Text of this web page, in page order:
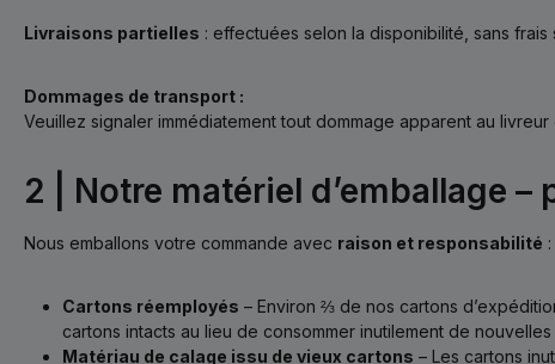
Livraisons partielles : effectuées selon la disponibilité, sans frais
Dom­mages de transport :
Veuillez signaler immédiatement tout dommage apparent au
2 | Notre matériel d’emballage
Nous emballons votre commande avec raison et responsabilité :
Cartons réemployés – Environ ⅔ de nos cartons
cartons intacts au lieu de consommer inutilement de
Matériau de calage issu de vieux cartons – Les cartons